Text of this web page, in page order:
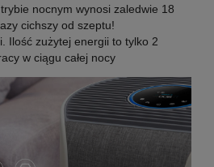
nocnym wynosi zaledwie 18
cichszy od szeptu!
Ilość zużytej energii to tylko 2
w ciągu całej nocy